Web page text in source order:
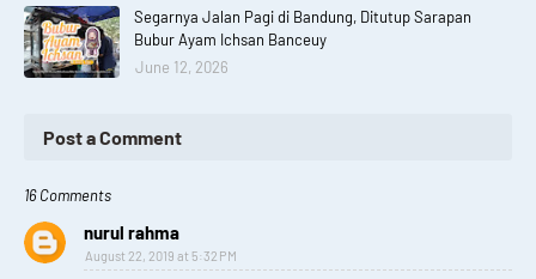
Segarnya Jalan Pagi di Bandung, Ditutup Sarapan
Bubur Ayam Ichsan Banceuy
June 12, 2026
Post a Comment
16 Comments
nurul rahma
August 22, 2019 at 5:32 PM